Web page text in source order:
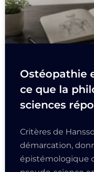
Ostéopathie
ce que la
sciences
Critères de
démarcation,
épistémologique